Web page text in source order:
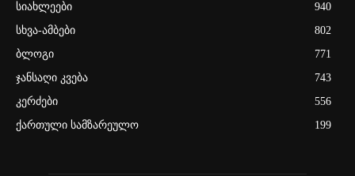
სიახლეები
940
სხვა-ამბები
802
ბლოგი
771
ჯანსაღი კვება
743
კერძები
556
ქართული სამზარეულო
199